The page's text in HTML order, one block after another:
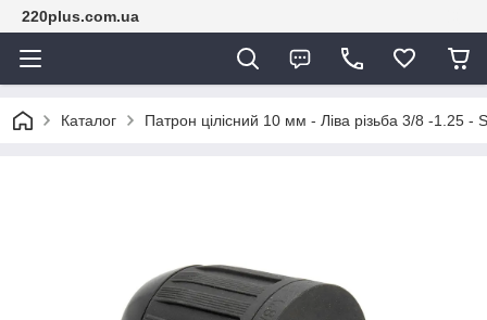
220plus.com.ua
Каталог Патрон цілісний 10 мм - Ліва різьба 3/8 -1.25 -